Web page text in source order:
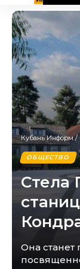
Кубань Информ/
ОБЩЕСТВО
Стела
Она